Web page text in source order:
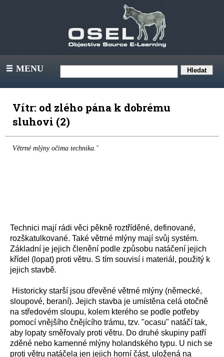
III MENU
Vítr: od zlého pána k dobrému
sluhovi (2)
Větrné mlýny očima technika.ˇ
Technici mají rádi věci pěkně roztříděné, definované,
rozškatulkované. Také větrné mlýny mají svůj systém.
Základní je jejich členění podle způsobu natáčení jejich
křídel (lopat) proti větru. S tím souvisí i materiál, použitý k
jejich stavbě.
Historicky starší jsou dřevěné větrné mlýny (německé,
sloupové, beraní). Jejich stavba je umístěna celá otočně
na středovém sloupu, kolem kterého se podle potřeby
pomocí vnějšího čnějícího trámu, tzv. "ocasu" natáčí tak,
aby lopaty směřovaly proti větru. Do druhé skupiny patří
zděné nebo kamenné mlýny holandského typu. U nich se
proti větru natáčela jen jejich horní část, uložená na